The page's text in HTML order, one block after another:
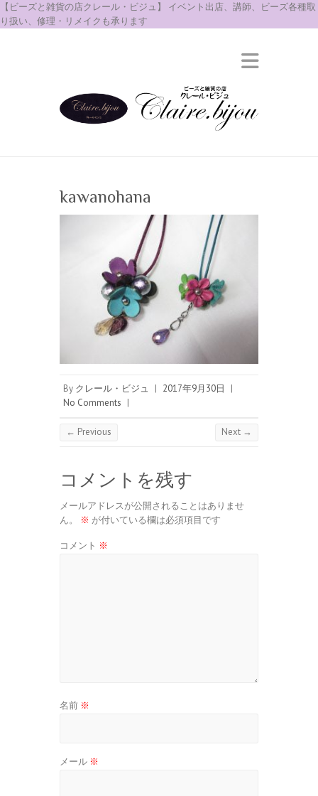
【ビーズと雑貨の店クレール・ビジュ】 イベント出店、講師、ビーズ各種取
り扱い、修理・リメイクも承ります
kawanohana
By クレール・ビジュ | 2017年9月30日
|
No Comments |
← Previous Next →
コメントを残す
メールアドレスが公開されることはありませ
ん。
※ が付いている欄は必須項目です
コメント ※
名前 ※
メール ※